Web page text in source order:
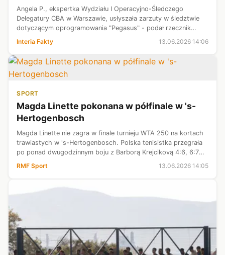
Angela P., ekspertka Wydziału I Operacyjno-Śledczego
Delegatury CBA w Warszawie, usłyszała zarzuty w śledztwie
dotyczącym oprogramowania "Pegasus" - podał rzecznik
Prokuratury Krajowej prok. Przemysław Nowak. Prokuratura
uzupełniała także zarzuty dla...
Interia Fakty 13.06.2026 14:06
SPORT
Magda Linette pokonana w półfinale w 's-
Hertogenbosch
Magda Linette nie zagra w finale turnieju WTA 250 na kortach
trawiastych w 's-Hertogenbosch. Polska tenisistka przegrała
po ponad dwugodzinnym boju z Barborą Krejcikovą 4:6, 6:7
(4-7).
RMF Sport 13.06.2026 14:05